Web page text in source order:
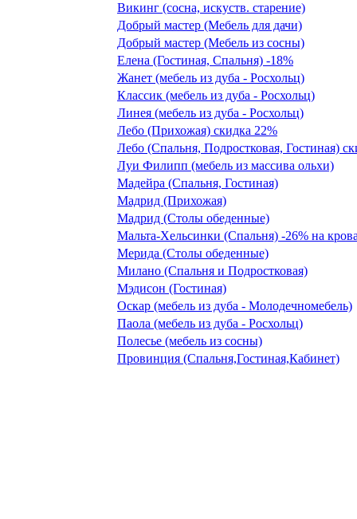
Викинг (сосна, искуств. старение)
Добрый мастер (Мебель для дачи)
Добрый мастер (Мебель из сосны)
Елена (Гостиная, Спальня) -18%
Жанет (мебель из дуба - Росхольц)
Классик (мебель из дуба - Росхольц)
Линея (мебель из дуба - Росхольц)
Лебо (Прихожая) скидка 22%
Лебо (Спальня, Подростковая, Гостиная)
Луи Филипп (мебель из массива ольхи)
Мадейра (Спальня, Гостиная)
Мадрид (Прихожая)
Мадрид (Столы обеденные)
Мальта-Хельсинки (Спальня) -26% на
Мерида (Столы обеденные)
Милано (Спальня и Подростковая)
Мэдисон (Гостиная)
Оскар (мебель из дуба - Молодечномебель)
Паола (мебель из дуба - Росхольц)
Полесье (мебель из сосны)
Провинция (Спальня,Гостиная,Кабинет)